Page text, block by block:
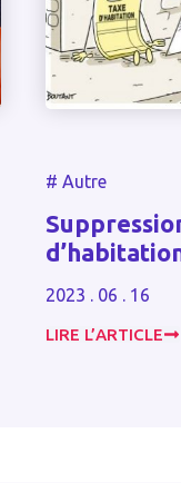
# Autre
2023 . 06 . 16
LIRE L’ARTICLE